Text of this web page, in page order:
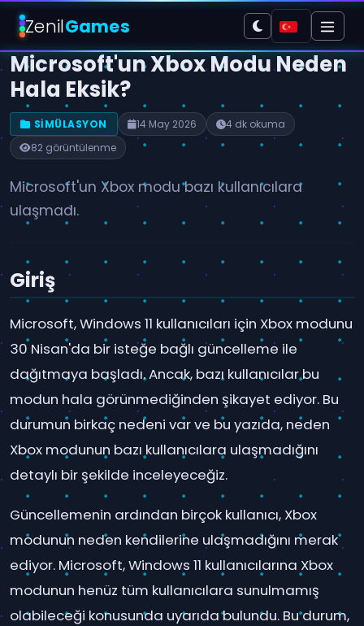
ZenilGames
Microsoft'un Xbox Modu Neden
Hala Eksik?
SIMÜLASYON 14 May 2026
4 dk okuma
82 görüntülenme
Microsoft'un Xbox modu bazı kullanıcılara
ulaşmadı.
Giriş
Microsoft, Windows 11 kullanıcıları için Xbox modunu
30 Nisan'da bir isteğe bağlı güncelleme ile
dağıtmaya başladı. Ancak, bazı kullanıcılar bu
modun hala görünmediğinden şikayet ediyor. Bu
durumun birkaç nedeni var ve bu yazıda, neden
Xbox modunun bazı kullanıcılara ulaşmadığını
detaylı bir şekilde inceleyeceğiz.
Güncellemenin ardından birçok kullanıcı, Xbox
modunun neden kendilerine ulaşmadığını merak
ediyor. Microsoft, Windows 11 kullanıcılarına Xbox
modunun henüz tüm kullanıcılara sunulmamış
olabileceği konusunda uyarıda bulundu. Bu durum,